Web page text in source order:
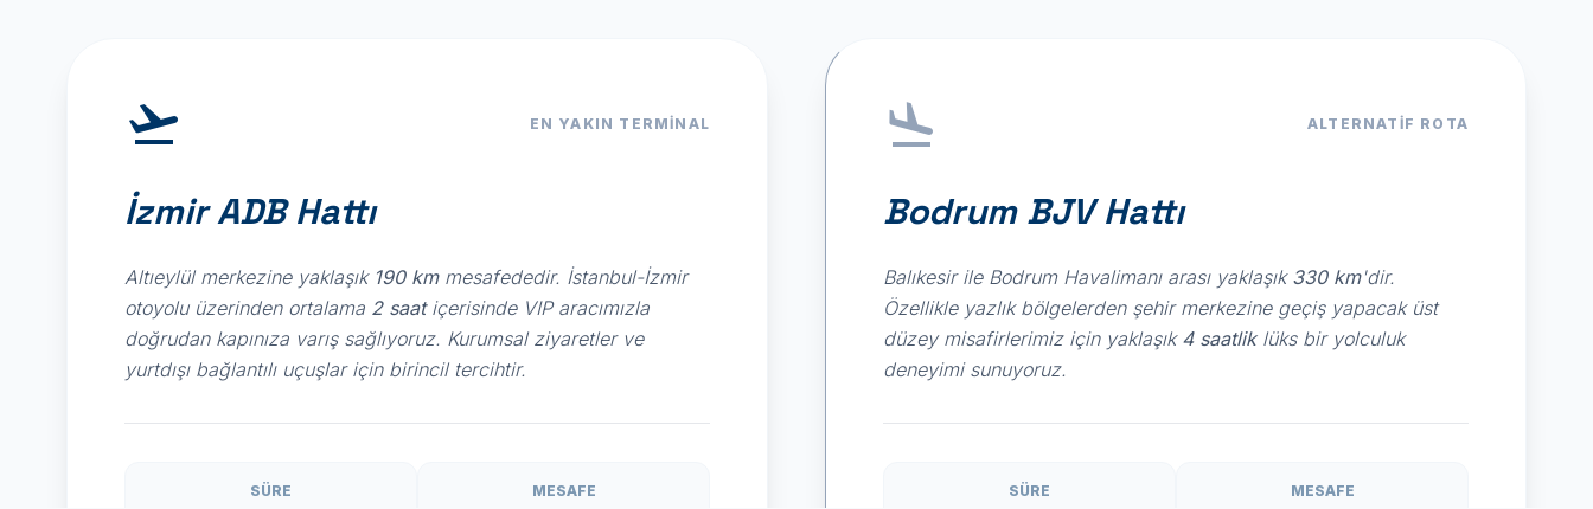
EN YAKIN TERMINAL
İzmir ADB Hattı
Altıeylül merkezine yaklaşık 190 kmmesafededir. İstanbul-İzmir
otoyolu üzerinden ortalama 2 saatiçerisinde VIP aracımızla
doğrudan kapınıza varış sağlıyoruz. Kurumsal ziyaretler ve
yurtdışı bağlantılı uçuşlar için birincil tercihtir.
SÜRE MESAFE
ALTERNATIF ROTA
Bodrum BJV Hattı
Balıkesir ile Bodrum Havalimanı arası yaklaşık 330 km'dir.
Özellikle yazlık bölgelerden şehir merkezine geçiş yapacak üst
düzey misafirlerimiz için yaklaşık 4 saatliklüks bir yolculuk
deneyimi sunuyoruz.
SÜRE MESAFE